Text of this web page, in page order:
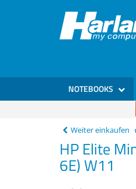
NOTEBOOKS
Weiter einkaufen
HP Elite
6E) W11